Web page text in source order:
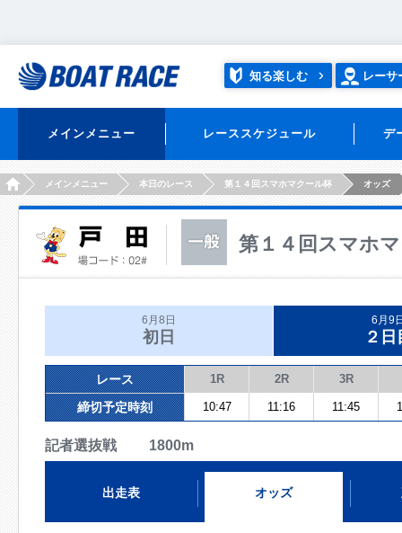
知る楽しむ レーサ
メインメニュー レーススケジュール デ
HOMEメインメニュー 本日のレース 第１４回スマホマクール杯 オッズ
第１４回スマホ
6月8日
初日
6月9
２日
レース 1R 2R 3R
締切予定時刻 10:47 11:16 11:45
記者選抜戦 1800m
出走表 オッズ